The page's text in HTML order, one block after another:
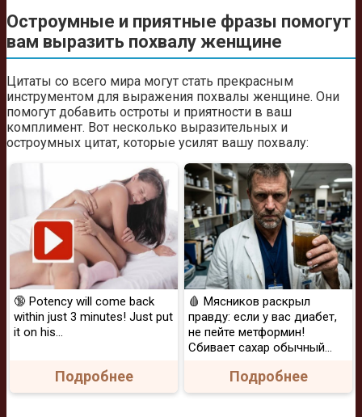
Остроумные и приятные фразы помогут
вам выразить похвалу женщине
Цитаты со всего мира могут стать прекрасным
инструментом для выражения похвалы женщине. Они
помогут добавить остроты и приятности в ваш
комплимент. Вот несколько выразительных и
остроумных цитат, которые усилят вашу похвалу:
🔞 Potency will come back
within just 3 minutes! Just put
it on his…
Подробнее
🩸 Мясников раскрыл
правду: если у вас диабет,
не пейте метформин!
Сбивает сахар обычный...
Подробнее